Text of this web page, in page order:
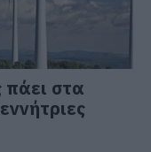
πάει στα